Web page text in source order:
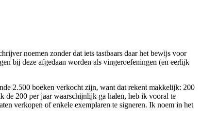
noemen zonder dat iets tastbaars daar het bewijs voor
bij deze afgedaan worden als vingeroefeningen (en eerlijk
2.500 boeken verkocht zijn, want dat rekent makkelijk: 200
de 200 per jaar waarschijnlijk ga halen, heb ik vooral te
verkopen of enkele exemplaren te signeren. Ik noem in het